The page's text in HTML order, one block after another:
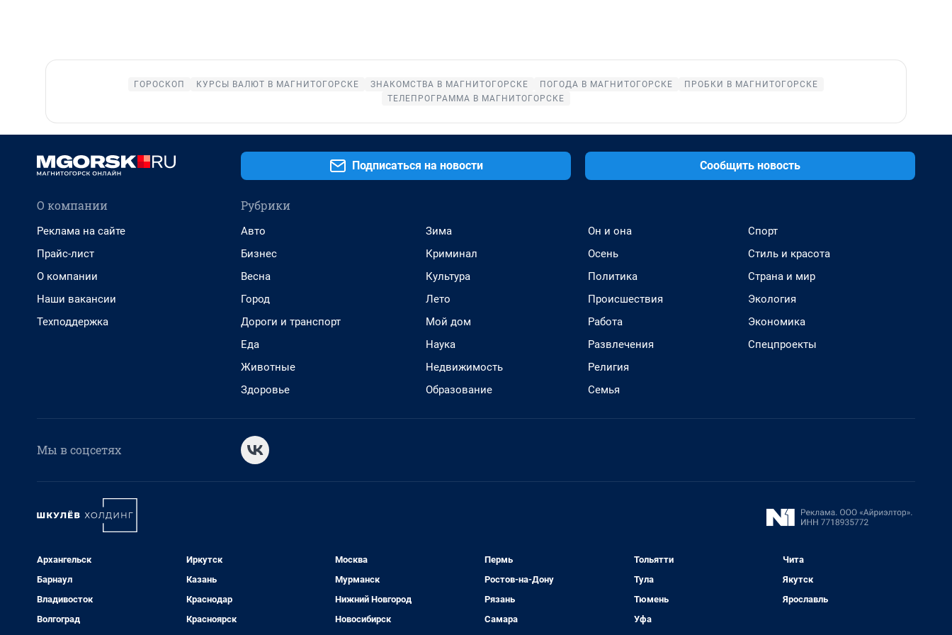
ГОРОСКОП КУРСЫ ВАЛЮТ В МАГНИТОГОРСКЕ ЗНАКОМСТВА В МАГНИТОГОРСКЕ ПОГОДА В МАГНИТОГОРСКЕ
ПРОБКИ В МАГНИТОГОРСКЕ
ТЕЛЕПРОГРАММА В МАГНИТОГОРСКЕ
Подписаться на новости Сообщить новость
О компании
Реклама на сайте
Прайс-лист
О компании
Наши вакансии
Техподдержка
Рубрики
Авто
Бизнес
Весна
Город
Дороги и транспорт
Еда
Животные
Здоровье
Зима
Криминал
Культура
Лето
Мой дом
Наука
Недвижимость
Образование
Он и она
Осень
Политика
Происшествия
Работа
Развлечения
Религия
Семья
Спорт
Стиль и красота
Страна и мир
Экология
Экономика
Спецпроекты
Мы в соцсетях
Архангельск
Барнаул
Владивосток
Волгоград
Иркутск
Казань
Краснодар
Красноярск
Москва
Мурманск
Нижний Новгород
Новосибирск
Пермь
Ростов-на-Дону
Рязань
Самара
Тольятти
Тула
Тюмень
Уфа
Чита
Якутск
Ярославль